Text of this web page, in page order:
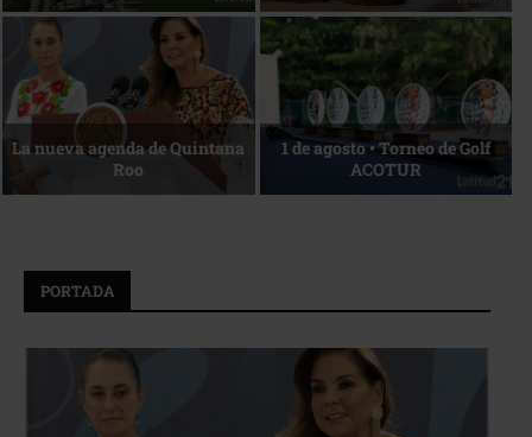
Reconocimiento de viajeros La esencia del servicio
PORTADA